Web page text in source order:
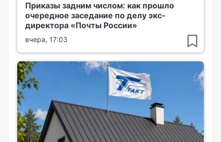
Приказы задним числом: как прошло
очередное заседание по делу экс-
директора «Почты России»
вчера, 17:03